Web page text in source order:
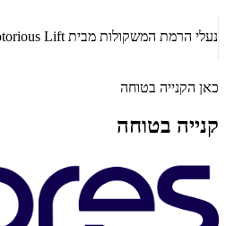
נעלי הרמת המשקולות מבית Notorious Lift נחתו בארץ
כאן הקנייה בטוחה
קנייה בטוחה